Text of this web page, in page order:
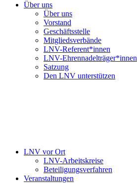
Über uns
Über uns
Vorstand
Geschäftsstelle
Mitgliedsverbände
LNV-Referent*innen
LNV-Ehrennadelträger*innen
Satzung
Den LNV unterstützen
LNV vor Ort
LNV-Arbeitskreise
Beteiligungsverfahren
Veranstaltungen